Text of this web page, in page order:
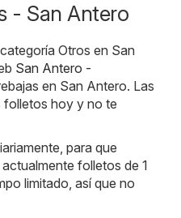
- San Antero
Otros en San
San Antero -
en San Antero. Las
folletos hoy y no te
para que
folletos de 1
limitado, así que no